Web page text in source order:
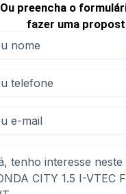
Ou preencha o
fazer uma